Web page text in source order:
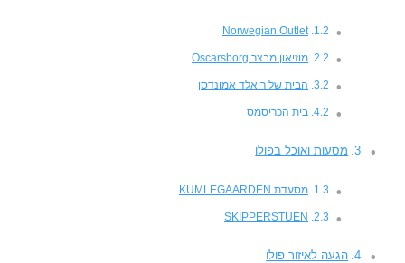
Norwegian Outlet
מוזיאון מבצר Oscarsborg
הבית של רואלד אמונדסן
בית הכריסמס
מסעות ואוכל בפולו
מסעדת KUMLEGAARDEN
SKIPPERSTUEN
הגעה לאיזור פולו